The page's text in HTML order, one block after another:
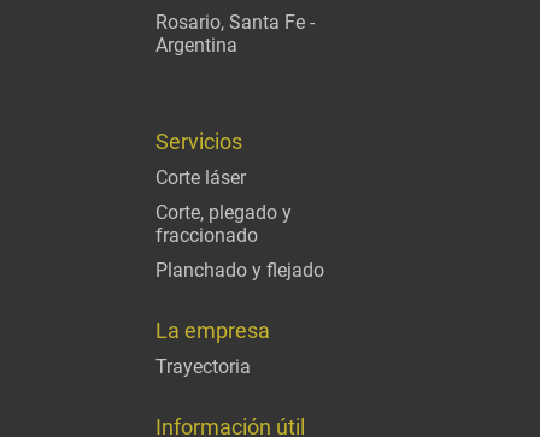
Rosario, Santa Fe -
Argentina
Servicios
Corte láser
Corte, plegado y
fraccionado
Planchado y flejado
La empresa
Trayectoria
Información útil